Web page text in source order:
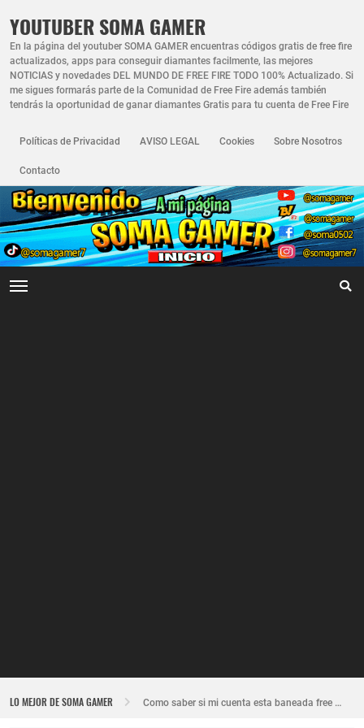
YOUTUBER SOMA GAMER
En la página del youtuber SOMA GAMER encuentras códigos gratis de free fire
actualizados, apps para conseguir diamantes facilmente, las mejores
NOTICIAS y novedades DEL MUNDO DE FREE FIRE TODO 100% Actualizado. Si
me sigues formarás parte de la Comunidad de Free Fire además también
tendrás la oportunidad de ganar diamantes Gratis para tu cuenta de Free Fire
Políticas de Privacidad AVISO LEGAL Cookies Sobre Nosotros
Contacto
LO MEJOR DE SOMA GAMER Como saber si mi cuenta esta baneada free fire